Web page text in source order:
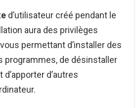
d’utilisateur créé pendant le
aura des privilèges
vous permettant d’installer des
programmes, de désinstaller
d’autres